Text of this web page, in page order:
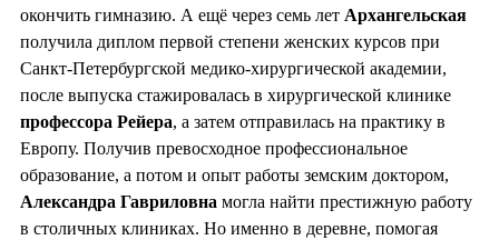
окончить гимназию. А ещё через семь лет Архангельская
получила диплом первой степени женских курсов при
Санкт-Петербургской медико-хирургической академии,
после выпуска стажировалась в хирургической клинике
профессора Рейера, а затем отправилась на практику в
Европу. Получив превосходное профессиональное
образование, а потом и опыт работы земским доктором,
Александра Гавриловна могла найти престижную работу
в столичных клиниках. Но именно в деревне, помогая